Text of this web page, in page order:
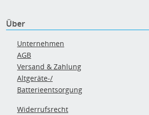
Über
Unternehmen
AGB
Versand & Zahlung
Altgeräte-/
Batterieentsorgung
Widerrufsrecht